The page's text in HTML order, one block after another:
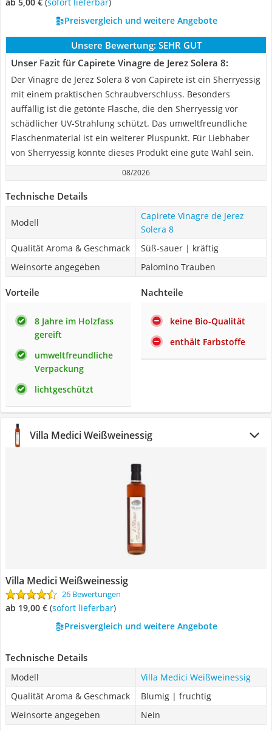
Preisvergleich und weitere Angebote
Unsere Bewertung: SEHR GUT
Unser Fazit für Capirete Vinagre de Jerez Solera 8:
Der Vinagre de Jerez Solera 8 von Capirete ist ein Sherryessig
mit einem praktischen Schraubverschluss. Besonders
auffällig ist die getönte Flasche, die den Sherryessig vor
schädlicher UV-Strahlung schützt. Das umweltfreundliche
Flaschenmaterial ist ein weiterer Pluspunkt. Für Liebhaber
von Sherryessig könnte dieses Produkt eine gute Wahl sein.
08/2026
Technische Details
Modell
Capirete Vinagre de Jerez
Solera 8
Qualität Aroma & Geschmack
Süß-sauer | kräftig
Weinsorte angegeben
Palomino Trauben
Vorteile
8 Jahre im Holzfass
gereift
umweltfreundliche
Verpackung
lichtgeschützt
Nachteile
keine Bio-Qualität
enthält Farbstoffe
Villa Medici Weißweinessig
Villa Medici Weißweinessig
26 Bewertungen
ab 19,00 € ( Sofort lieferbar)
Preisvergleich und weitere Angebote
Technische Details
Modell
Villa Medici Weißweinessig
Qualität Aroma & Geschmack
Blumig | fruchtig
Weinsorte angegeben
Nein